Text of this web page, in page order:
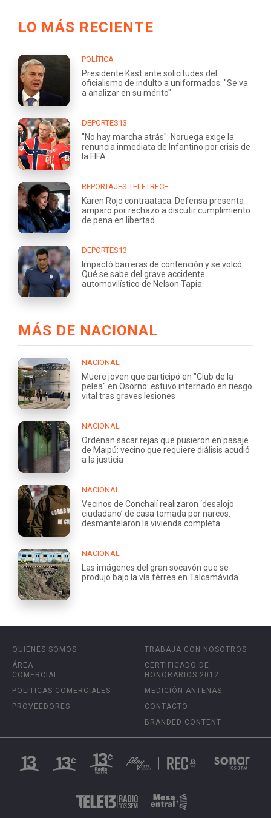
LO MÁS RECIENTE
POLÍTICA
Presidente Kast ante solicitudes del
oficialismo de indulto a uniformados: "Se va
a analizar en su mérito"
DEPORTES13
"No hay marcha atrás": Noruega exige la
renuncia inmediata de Infantino por crisis de
la FIFA
REPORTAJES TELETRECE
Karen Rojo contraataca: Defensa presenta
amparo por rechazo a discutir cumplimiento
de pena en libertad
DEPORTES13
Impactó barreras de contención y se volcó:
Qué se sabe del grave accidente
automovilístico de Nelson Tapia
MÁS DE NACIONAL
NACIONAL
Muere joven que participó en "Club de la
pelea" en Osorno: estuvo internado en riesgo
vital tras graves lesiones
NACIONAL
Ordenan sacar rejas que pusieron en pasaje
de Maipú: vecino que requiere diálisis acudió
a la justicia
NACIONAL
Vecinos de Conchalí realizaron ‘desalojo
ciudadano’ de casa tomada por narcos:
desmantelaron la vivienda completa
NACIONAL
Las imágenes del gran socavón que se
produjo bajo la vía férrea en Talcamávida
QUIÉNES SOMOS
ÁREA
COMERCIAL
POLÍTICAS COMERCIALES
PROVEEDORES
TRABAJA CON NOSOTROS
CERTIFICADO DE
HONORARIOS 2012
MEDICIÓN ANTENAS
CONTACTO
BRANDED CONTENT